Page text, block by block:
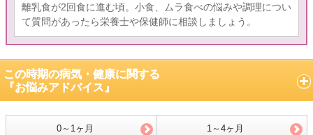
離乳食が2回食に進む頃。小食、ムラ食べの悩みや調理につい
て質問があったら栄養士や保健師に相談しましょう。
この時期の病気・健康に関する
『お悩みアドバイス』
0～1ヶ月 1～4ヶ月